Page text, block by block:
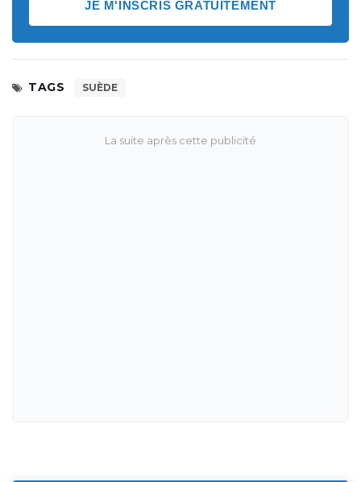
JE M'INSCRIS GRATUITEMENT
TAGS SUÈDE